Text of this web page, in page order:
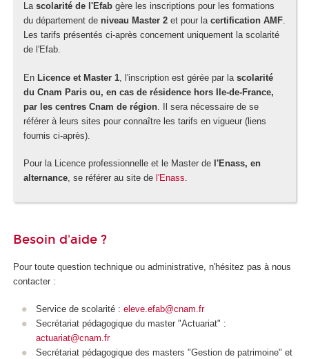
La scolarité de l'Efab gère les inscriptions pour les formations
du département de niveau Master 2 et pour la certification AMF.
Les tarifs présentés ci-après concernent uniquement la scolarité
de l'Efab.
En Licence et Master 1 , l'inscription est gérée par la scolarité
du Cnam Paris ou, en cas de résidence hors Ile-de-France,
par les centres Cnam de région . Il sera nécessaire de se
référer à leurs sites pour connaître les tarifs en vigueur (liens
fournis ci-après).
Pour la Licence professionnelle et le Master de l'Enass, en
alternance, se référer au site de l'Enass.
Besoin d'aide ?
Pour toute question technique ou administrative, n'hésitez pas à nous
contacter :
Service de scolarité : eleve.efab@cnam.fr
Secrétariat pédagogique du master "Actuariat" :
actuariat@cnam.fr
Secrétariat pédagogique des masters "Gestion de patrimoine" et